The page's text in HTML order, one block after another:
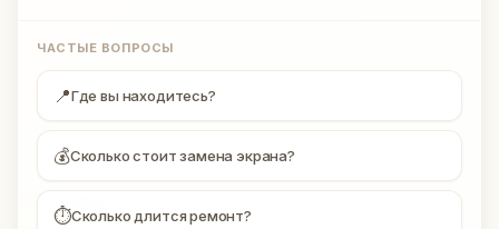
ЧАСТЫЕ ВОПРОСЫ
📍Где вы находитесь?
💰Сколько стоит замена экрана?
⏱Сколько длится ремонт?